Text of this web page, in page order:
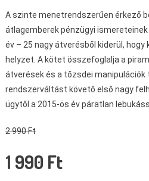
A szinte menetrendszerűen érkező
átlagemberek pénzügyi
év – 25 nagy átverésből kiderül,
helyzet. A kötet összefoglalja a
átverések és a tőzsdei manipulációk
rendszerváltást követő első nagy
ügytől a 2015-ös év páratlan
2 990 Ft
1 990 Ft